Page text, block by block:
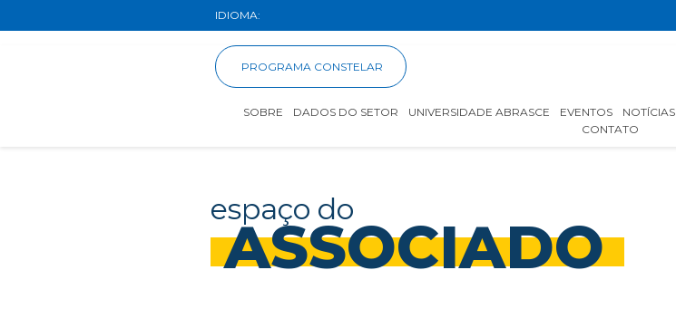
IDIOMA:
PROGRAMA CONSTELAR
SOBRE DADOS DO SETOR UNIVERSIDADE ABRASCE EVENTOS NOTÍCIAS
CONTATO
espaço do
ASSOCIADO